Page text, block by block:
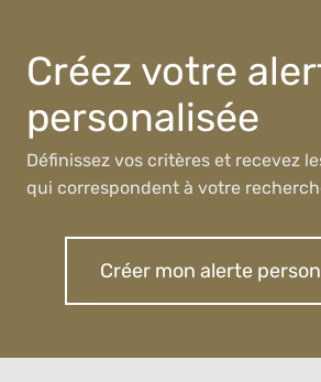
Créez votre
personalisée
Définissez vos critères et recevez
qui correspondent à votre
Créer mon alerte